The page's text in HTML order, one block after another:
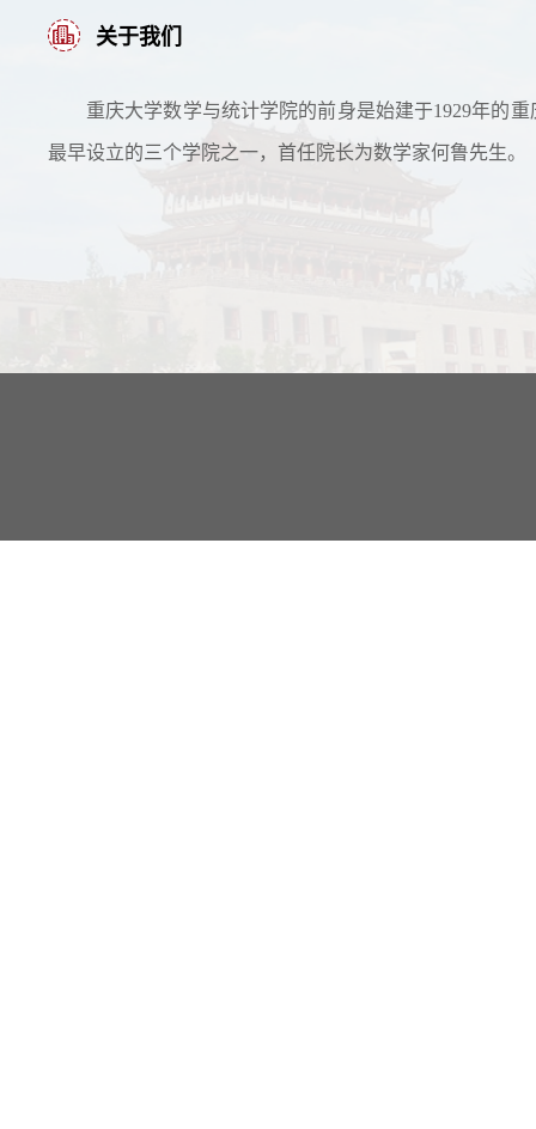
关于我们
重庆大学数学与统计学院的前身是始建于1929年的
最早设立的三个学院之一，首任院长为数学家何鲁先生。